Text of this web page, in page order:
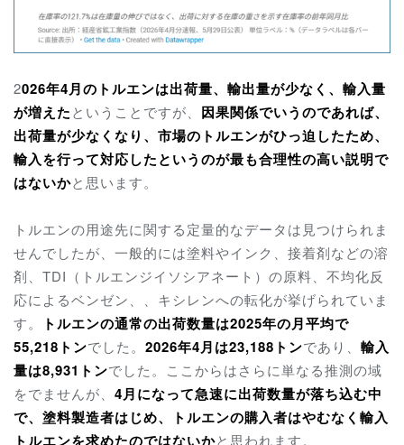
2026年4月のトルエンは出荷量、輸出量が少なく、輸入量
が増えたということですが、 因果関係でいうのであれば、
出荷量が少なくなり、市場のトルエンがひっ迫したため、
輸入を行って対応したというのが最も合理性の高い説明で
はないかと思います。
トルエンの用途先に関する定量的なデータは見つけられま
せんでしたが、一般的には塗料やインク、接着剤などの溶
剤、TDI（トルエンジイソシアネート）の原料、不均化反
応によるベンゼン、、キシレンへの転化が挙げられていま
す。
トルエンの通常の出荷数量は2025年の月平均で
55,218トンでした。 2026年4月は23,188トンであり、 輸入
量は8,931トンでした。ここからはさらに単なる推測の域
をでませんが、 4月になって急速に出荷数量が落ち込む中
で、塗料製造者はじめ、トルエンの購入者はやむなく輸入
トルエンを求めたのではないかと思われます。